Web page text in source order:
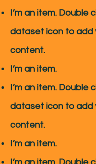
I’m an item. ​Double
dataset icon to add
content.
I’m an item.
I’m an item. ​Double
dataset icon to add
content.
I’m an item.